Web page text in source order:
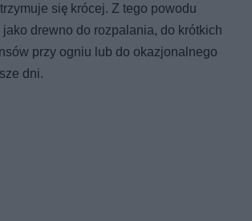
się krócej. Z tego powodu
drewno do rozpalania, do krótkich
przy ogniu lub do okazjonalnego
dni.